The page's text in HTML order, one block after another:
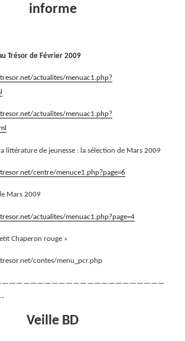
informe
Trésor de Février 2009
actualites/menuac1.php?
actualites/menuac1.php?
littérature de jeunesse : la sélection de Mars 2009
centre/menuce1.php?page=6
Mars 2009
actualites/menuac1.php?page=4
Chaperon rouge »
contes/menu_pcr.php
Veille BD